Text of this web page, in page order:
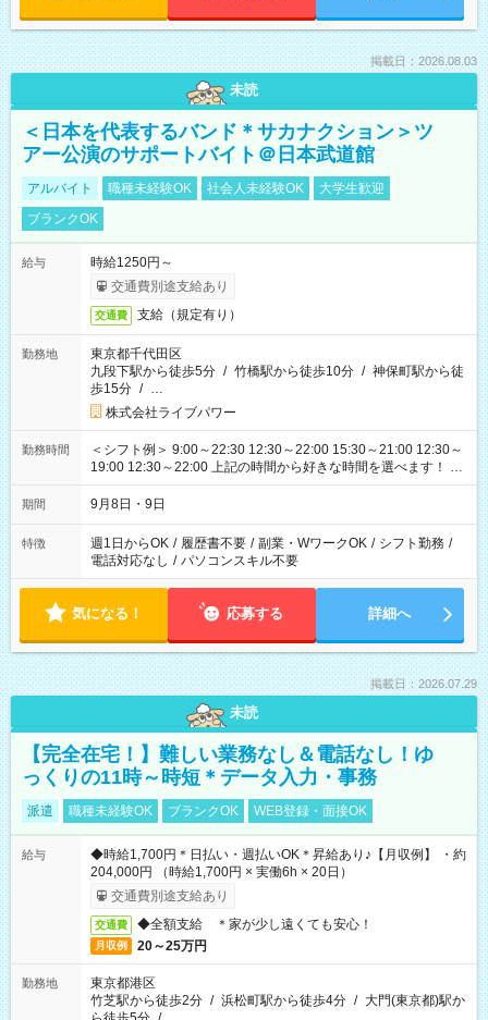
掲載日：2026.08.03
未読
＜日本を代表するバンド＊サカナクション＞ツ
アー公演のサポートバイト＠日本武道館
アルバイト 職種未経験OK 社会人未経験OK
大学生歓迎
ブランクOK
給与
時給1250円～
交通費別途支給あり
交通費 支給（規定有り）
勤務地
東京都千代田区
九段下駅から徒歩5分 / 竹橋駅から徒歩10分 / 神保町駅から徒
歩15分 / …
株式会社ライブパワー
勤務時間
＜シフト例＞ 9:00～22:30 12:30～22:00 15:30～21:00 12:30～
19:00 12:30～22:00 上記の時間から好きな時間を選べます！ ※
時間は変更となる可能性があります
期間 9月8日・9日
特徴 週1日からOK / 履歴書不要 / 副業・WワークOK / シフト勤務 /
電話対応なし / パソコンスキル不要
気になる！ 応募する 詳細へ
掲載日：2026.07.29
未読
【完全在宅！】難しい業務なし＆電話なし！ゆ
っくりの11時～時短＊データ入力・事務
派遣 職種未経験OK ブランクOK WEB登録・面接OK
給与
◆時給1,700円＊日払い・週払いOK＊昇給あり♪【月収例】 ・約
204,000円 （時給1,700円 × 実働6h × 20日）
交通費別途支給あり
交通費 ◆全額支給 ＊家が少し遠くても安心！
月収例 20～25万円
勤務地
東京都港区
竹芝駅から徒歩2分 / 浜松町駅から徒歩4分 / 大門(東京都)駅か